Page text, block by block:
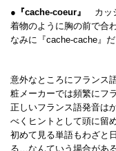
●『cache-coeur』
カッ
着物のように胸の前で合
なみに『cache-cache』
意外なところにフランス
粧メーカーでは頻繁にフ
正しいフランス語発音は
べくヒントとして頭に留
初めて見る単語もわざと
る…なんていう場合があ